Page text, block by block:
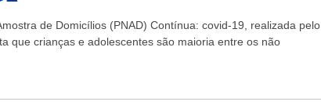
de Domicílios (PNAD) Contínua: covid-19, realizada pelo
que crianças e adolescentes são maioria entre os não